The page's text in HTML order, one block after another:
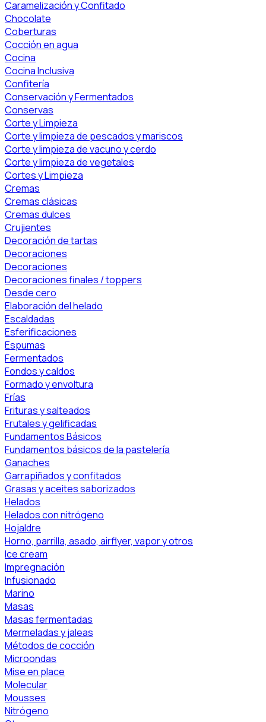
Caramelización y Confitado
Chocolate
Coberturas
Cocción en agua
Cocina
Cocina Inclusiva
Confitería
Conservación y Fermentados
Conservas
Corte y Limpieza
Corte y limpieza de pescados y mariscos
Corte y limpieza de vacuno y cerdo
Corte y limpieza de vegetales
Cortes y Limpieza
Cremas
Cremas clásicas
Cremas dulces
Crujientes
Decoración de tartas
Decoraciones
Decoraciones
Decoraciones finales / toppers
Desde cero
Elaboración del helado
Escaldadas
Esferificaciones
Espumas
Fermentados
Fondos y caldos
Formado y envoltura
Frías
Frituras y salteados
Frutales y gelificadas
Fundamentos Básicos
Fundamentos básicos de la pastelería
Ganaches
Garrapiñados y confitados
Grasas y aceites saborizados
Helados
Helados con nitrógeno
Hojaldre
Horno, parrilla, asado, airflyer, vapor y otros
Ice cream
Impregnación
Infusionado
Marino
Masas
Masas fermentadas
Mermeladas y jaleas
Métodos de cocción
Microondas
Mise en place
Molecular
Mousses
Nitrógeno